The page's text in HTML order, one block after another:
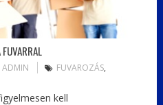
ADMIN FUVAROZÁS,
kell